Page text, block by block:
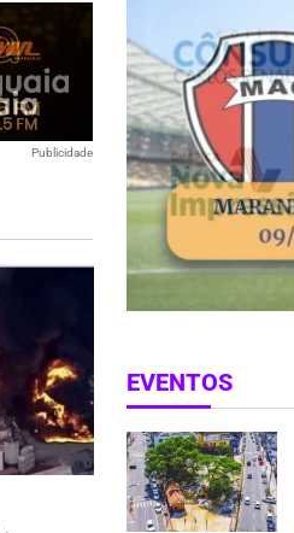
Publicidade
EVENTOS